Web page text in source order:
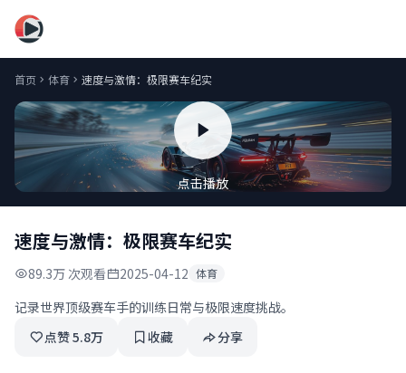
首页 体育 速度与激情：极限赛车纪实
点击播放
速度与激情：极限赛车纪实
89.3万 次观看 2025-04-12 体育
记录世界顶级赛车手的训练日常与极限速度挑战。
点赞 5.8万
收藏 分享